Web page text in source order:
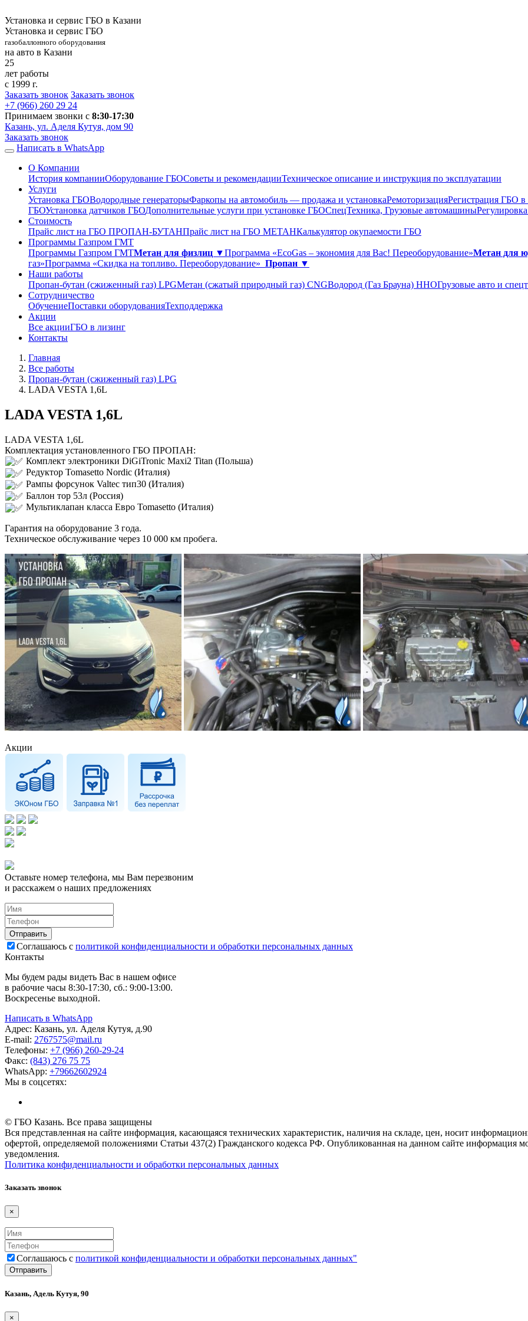
Установка и сервис ГБО в Казани
Установка и сервис ГБО
газобаллонного оборудования
на авто в Казани
25
лет работы
с 1999 г.
Заказать звонок Заказать звонок
+7 (966) 260 29 24
Принимаем звонки с 8:30-17:30
Казань, ул. Аделя Кутуя, дом 90
Заказать звонок
Написать в WhatsApp
О Компании
История компанииОборудование ГБОСоветы и рекомендацииТехническое описание и инструкция по эксплуатации
Услуги
Установка ГБОВодородные генераторыФаркопы на автомобиль — продажа и установкаРемоторизацияРегистрация ГБО
ГБОУстановка датчиков ГБОДополнительные услуги при установке ГБОСпецТехника, Грузовые автомашины
Стоимость
Прайс лист на ГБО ПРОПАН-БУТАНПрайс лист на ГБО МЕТАНКалькулятор окупаемости ГБО
Программы Газпром ГМТ
Программы Газпром ГМТМетан для физлиц ▼Программа «EcoGas – экономия для Вас! Переоборудование»Метан для
газ»Программа «Скидка на топливо. Переоборудование» Пропан ▼
Наши работы
Пропан-бутан (сжиженный газ) LPGМетан (сжатый природный газ) CNGВодород (Газ Брауна) ННОГрузовые авто и
Сотрудничество
ОбучениеПоставки оборудованияТехподдержка
Акции
Все акцииГБО в лизинг
Контакты
Главная
Все работы
Пропан-бутан (сжиженный газ) LPG
LADA VESTA 1,6L
LADA VESTA 1,6L
LADA VESTA 1,6L
Комплектация установленного ГБО ПРОПАН:
Комплект электроники DiGiTronic Maxi2 Titan (Польша)
Редуктор Tomasetto Nordic (Италия)
Рампы форсунок Valtec тип30 (Италия)
Баллон тор 53л (Россия)
Мультиклапан класса Евро Tomasetto (Италия)
Гарантия на оборудование 3 года.
Техническое обслуживание через 10 000 км пробега.
Акции
Оставьте номер телефона, мы Вам перезвоним
и расскажем о наших предложениях
Соглашаюсь с политикой конфиденциальности и обработки персональных данных
Контакты
Мы будем рады видеть Вас в нашем офисе
в рабочие часы 8:30-17:30, сб.: 9:00-13:00.
Воскресенье выходной.
Написать в WhatsApp
Адрес: Казань, ул. Аделя Кутуя, д.90
E-mail: 2767575@mail.ru
Телефоны: +7 (966) 260-29-24
Факс: (843) 276 75 75
WhatsApp: +79662602924
Мы в соцсетях:
© ГБО Казань. Все права защищены
Вся представленная на сайте информация, касающаяся технических характеристик, наличия на складе, цен, носит
офертой, определяемой положениями Статьи 437(2) Гражданского кодекса РФ. Опубликованная на данном сайте информация
уведомления.
Политика конфиденциальности и обработки персональных данных
Заказать звонок
×
Соглашаюсь с политикой конфиденциальности и обработки персональных данных"
Казань, Адель Кутуя, 90
×